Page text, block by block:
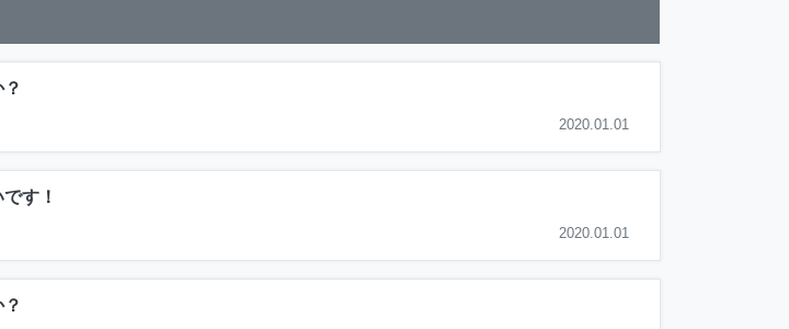
2020.01.01
す！
2020.01.01